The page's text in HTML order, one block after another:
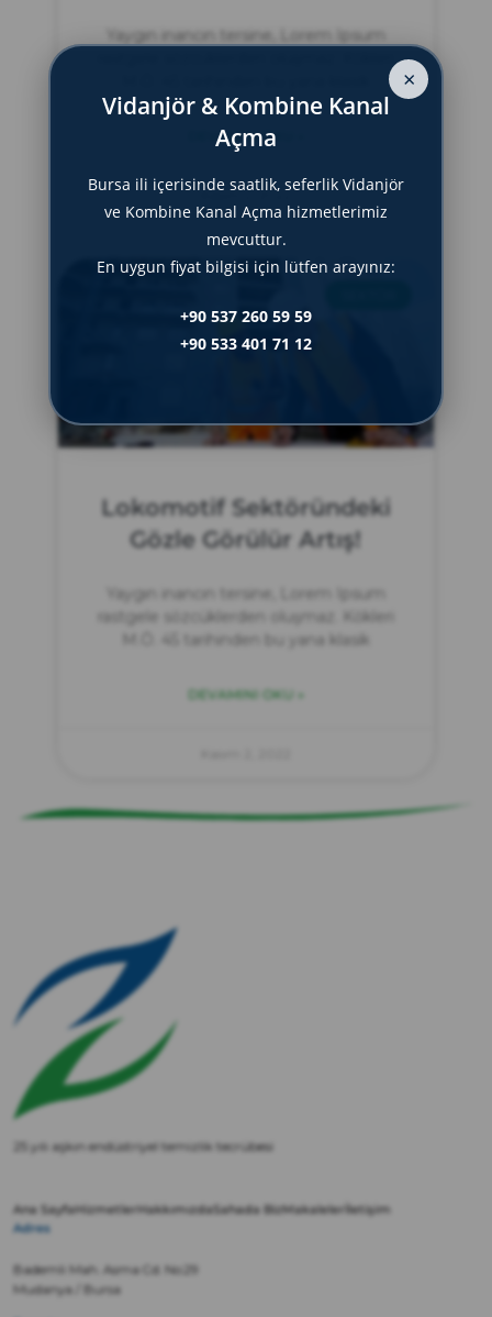
Yaygın inancın tersine, Lorem Ipsum
DEVAMINI OKU »
Kasım 2, 2022
Lokomotif Sektöründeki
Gözle Görülür Artış!
Yaygın inancın tersine, Lorem Ipsum
rastgele sözcüklerden oluşmaz. Kökleri
M.Ö. 45 tarihinden bu yana klasik
DEVAMINI OKU »
×
Vidanjör & Kombine Kanal
Açma
Bursa ili içerisinde saatlik, seferlik Vidanjör
ve Kombine Kanal Açma hizmetlerimiz
mevcuttur.
En uygun fiyat bilgisi için lütfen arayınız:
+90 537 260 59 59
+90 533 401 71 12
25 yılı aşkın endüstriyel temizlik tecrübesi
Ana SayfaHizmetlerHakkımızdaSahada BizMakaleler İletişim
Adres
Bademli Mah. Asma Cd. No:29
Mudanya / Bursa